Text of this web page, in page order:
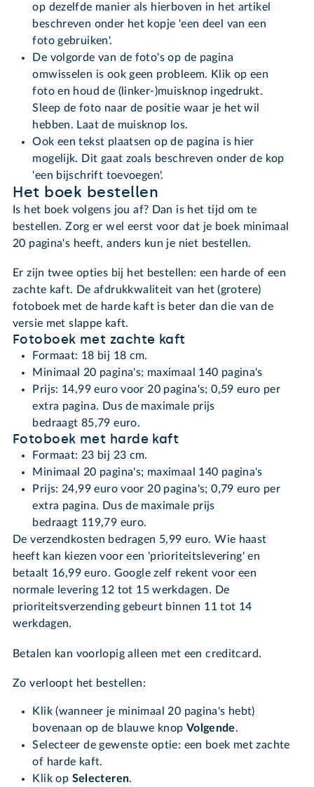
op dezelfde manier als hierboven in het artikel
beschreven onder het kopje 'een deel van een
foto gebruiken'.
De volgorde van de foto's op de pagina
omwisselen is ook geen probleem. Klik op een
foto en houd de (linker-)muisknop ingedrukt.
Sleep de foto naar de positie waar je het wil
hebben. Laat de muisknop los.
Ook een tekst plaatsen op de pagina is hier
mogelijk. Dit gaat zoals beschreven onder de kop
'een bijschrift toevoegen'.
Het boek bestellen
Is het boek volgens jou af? Dan is het tijd om te
bestellen. Zorg er wel eerst voor dat je boek minimaal
20 pagina's heeft, anders kun je niet bestellen.
Er zijn twee opties bij het bestellen: een harde of een
zachte kaft. De afdrukkwaliteit van het (grotere)
fotoboek met de harde kaft is beter dan die van de
versie met slappe kaft.
Fotoboek met zachte kaft
Formaat: 18 bij 18 cm.
Minimaal 20 pagina's; maximaal 140 pagina's
Prijs: 14,99 euro voor 20 pagina's; 0,59 euro per
extra pagina. Dus de maximale prijs
bedraagt 85,79 euro.
Fotoboek met harde kaft
Formaat: 23 bij 23 cm.
Minimaal 20 pagina's; maximaal 140 pagina's
Prijs: 24,99 euro voor 20 pagina's; 0,79 euro per
extra pagina. Dus de maximale prijs
bedraagt 119,79 euro.
De verzendkosten bedragen 5,99 euro. Wie haast
heeft kan kiezen voor een 'prioriteitslevering' en
betaalt 16,99 euro. Google zelf rekent voor een
normale levering 12 tot 15 werkdagen. De
prioriteitsverzending gebeurt binnen 11 tot 14
werkdagen.
Betalen kan voorlopig alleen met een creditcard.
Zo verloopt het bestellen:
Klik (wanneer je minimaal 20 pagina's hebt)
bovenaan op de blauwe knop Volgende.
Selecteer de gewenste optie: een boek met zachte
of harde kaft.
Klik op Selecteren.